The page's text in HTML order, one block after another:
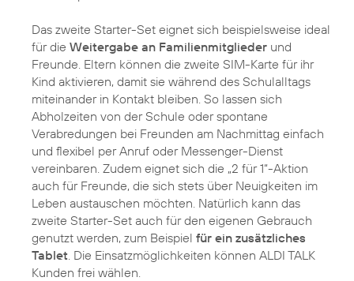
Das zweite Starter-Set eignet sich beispielsweise ideal
für die Weitergabe an Familienmitglieder und
Freunde. Eltern können die zweite SIM-Karte für ihr
Kind aktivieren, damit sie während des Schulalltags
miteinander in Kontakt bleiben. So lassen sich
Abholzeiten von der Schule oder spontane
Verabredungen bei Freunden am Nachmittag einfach
und flexibel per Anruf oder Messenger-Dienst
vereinbaren. Zudem eignet sich die „2 für 1“-Aktion
auch für Freunde, die sich stets über Neuigkeiten im
Leben austauschen möchten. Natürlich kann das
zweite Starter-Set auch für den eigenen Gebrauch
genutzt werden, zum Beispiel für ein zusätzliches
Tablet . Die Einsatzmöglichkeiten können ALDI TALK
Kunden frei wählen.